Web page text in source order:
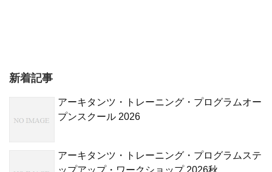
新着記事
アーキタンツ・トレーニング・プログラムオー
プンスクール 2026
アーキタンツ・トレーニング・プログラムステ
ップアップ・ワークショップ 2026秋